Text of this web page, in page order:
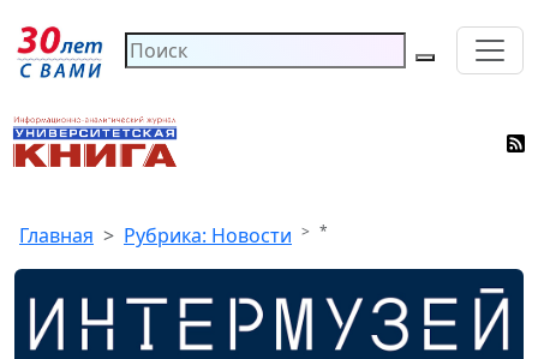
Главная Рубрика: Новости *